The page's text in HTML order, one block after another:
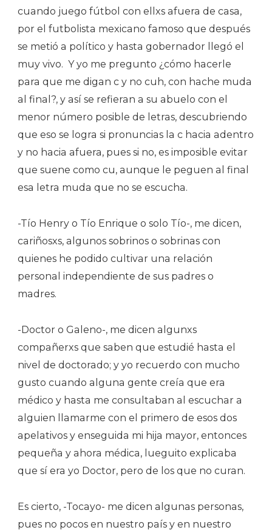
cuando juego fútbol con ellxs afuera de casa,
por el futbolista mexicano famoso que después
se metió a político y hasta gobernador llegó el
muy vivo. Y yo me pregunto ¿cómo hacerle
para que me digan c y no cuh, con hache muda
al final?, y así se refieran a su abuelo con el
menor número posible de letras, descubriendo
que eso se logra si pronuncias la c hacia adentro
y no hacia afuera, pues si no, es imposible evitar
que suene como cu, aunque le peguen al final
esa letra muda que no se escucha.
-Tío Henry o Tío Enrique o solo Tío-, me dicen,
cariñosxs, algunos sobrinos o sobrinas con
quienes he podido cultivar una relación
personal independiente de sus padres o
madres.
-Doctor o Galeno-, me dicen algunxs
compañerxs que saben que estudié hasta el
nivel de doctorado; y yo recuerdo con mucho
gusto cuando alguna gente creía que era
médico y hasta me consultaban al escuchar a
alguien llamarme con el primero de esos dos
apelativos y enseguida mi hija mayor, entonces
pequeña y ahora médica, lueguito explicaba
que sí era yo Doctor, pero de los que no curan.
Es cierto, -Tocayo- me dicen algunas personas,
pues no pocos en nuestro país y en nuestro